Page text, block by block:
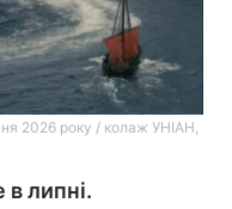
2026 року / колаж УНІАН,
липні.